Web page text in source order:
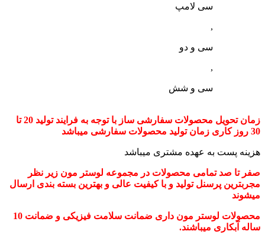
سی لامپ
,
سی و دو
,
سی و شش
زمان تحویل محصولات سفارشی ساز با توجه به فرایند تولید 20 تا
30 روز کاری زمان تولید محصولات سفارشی میباشد
هزینه پست به عهده مشتری میباشد
صفر تا صد تمامی محصولات در مجموعه لوستر مون زیر نظر
مجربترین پرسنل تولید و با کیفیت عالی و بهترین بسته بندی ارسال
میشوند
محصولات لوستر مون داری ضمانت سلامت فیزیکی و ضمانت 10
ساله آبکاری میباشند.